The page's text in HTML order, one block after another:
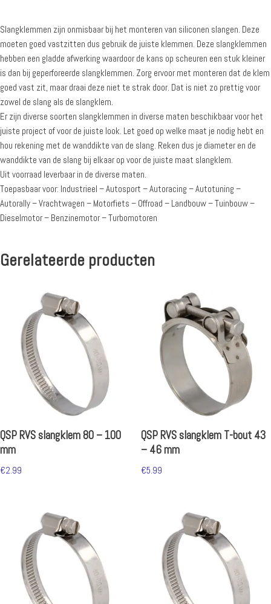
Slangklemmen zijn onmisbaar bij het monteren van siliconen slangen. Deze
moeten goed vastzitten dus gebruik de juiste klemmen. Deze slangklemmen
hebben een gladde afwerking waardoor de kans op scheuren een stuk kleiner
is dan bij geperforeerde slangklemmen. Zorg ervoor met monteren dat de klem
goed vast zit, maar draai deze niet te strak door. Dat is niet zo prettig voor
zowel de slang als de slangklem.
Er zijn diverse soorten slangklemmen in diverse maten beschikbaar voor het
juiste project of voor de juiste look. Let goed op welke maat je nodig hebt en
hou rekening met de wanddikte van de slang. Reken dus je diameter en de
wanddikte van de slang bij elkaar op voor de juiste maat slangklem.
Uit voorraad leverbaar in de diverse maten.
Toepasbaar voor: Industrieel – Autosport – Autoracing – Autotuning –
Autorally – Vrachtwagen – Motorfiets – Offroad – Landbouw – Tuinbouw –
Dieselmotor – Benzinemotor – Turbomotoren
Gerelateerde producten
QSP RVS slangklem 80 – 100
mm
€2.99
QSP RVS slangklem T-bout 43
– 46 mm
€5.99